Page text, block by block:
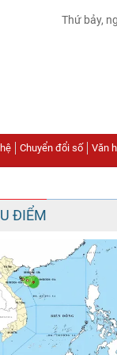
Thứ bảy,
Chuyển đổi số Văn
ĐIỂM